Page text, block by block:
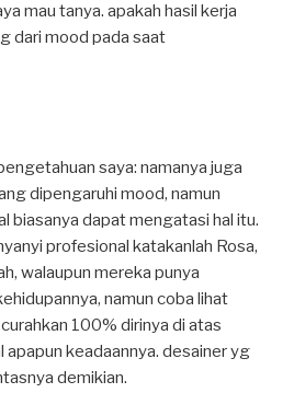
mau tanya. apakah hasil kerja
dari mood pada saat
saya: namanya juga
dipengaruhi mood, namun
biasanya dapat mengatasi hal itu.
profesional katakanlah Rosa,
walaupun mereka punya
namun coba lihat
100% dirinya di atas
keadaannya. desainer yg
demikian.